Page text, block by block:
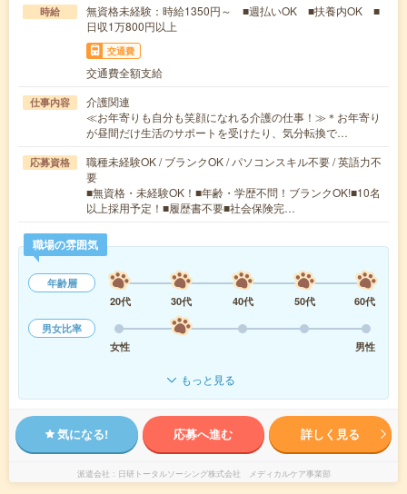
時給
無資格未経験：時給1350円～ ■週払いOK ■扶養内OK ■
日収1万800円以上
交通費
交通費全額支給
仕事内容
介護関連
≪お年寄りも自分も笑顔になれる介護の仕事！≫＊お年寄り
が昼間だけ生活のサポートを受けたり、気分転換で…
応募資格
職種未経験OK / ブランクOK / パソコンスキル不要 / 英語力不
要
■無資格・未経験OK！■年齢・学歴不問！ブランクOK!■10名
以上採用予定！■履歴書不要■社会保険完…
職場の雰囲気
年齢層
20代
30代 40代 50代
60代
男女比率
女性
男性
もっと見る
気になる! 応募へ進む 詳しく見る
派遣会社 日研トータルソーシング株式会社 メディカルケア事業部